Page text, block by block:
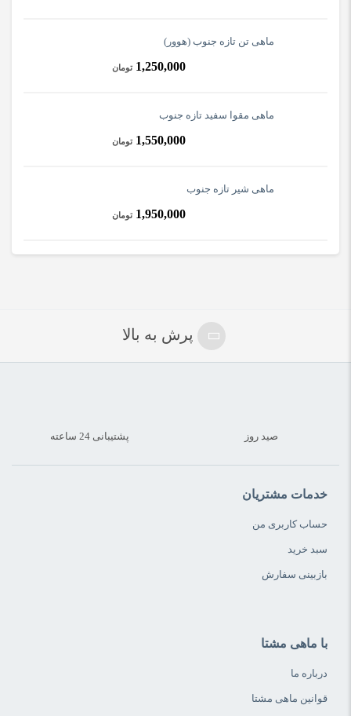
ماهی تن تازه جنوب (هوور)
1,250,000 تومان
ماهی مقوا سفید تازه جنوب
1,550,000 تومان
ماهی شیر تازه جنوب
1,950,000 تومان
پرش به بالا
صید روز پشتیبانی 24 ساعته
خدمات مشتریان
حساب کاربری من
سبد خرید
بازبینی سفارش
با ماهی مشتا
درباره ما
قوانین ماهی مشتا